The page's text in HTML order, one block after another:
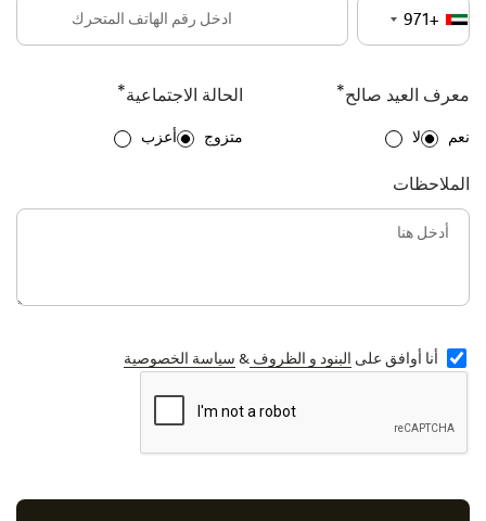
+971
معرف العيد صالح*
نعم لا
الحالة الاجتماعية*
متزوج أعزب
الملاحظات
أنا أوافق على البنود و الظروف & سياسة الخصوصية